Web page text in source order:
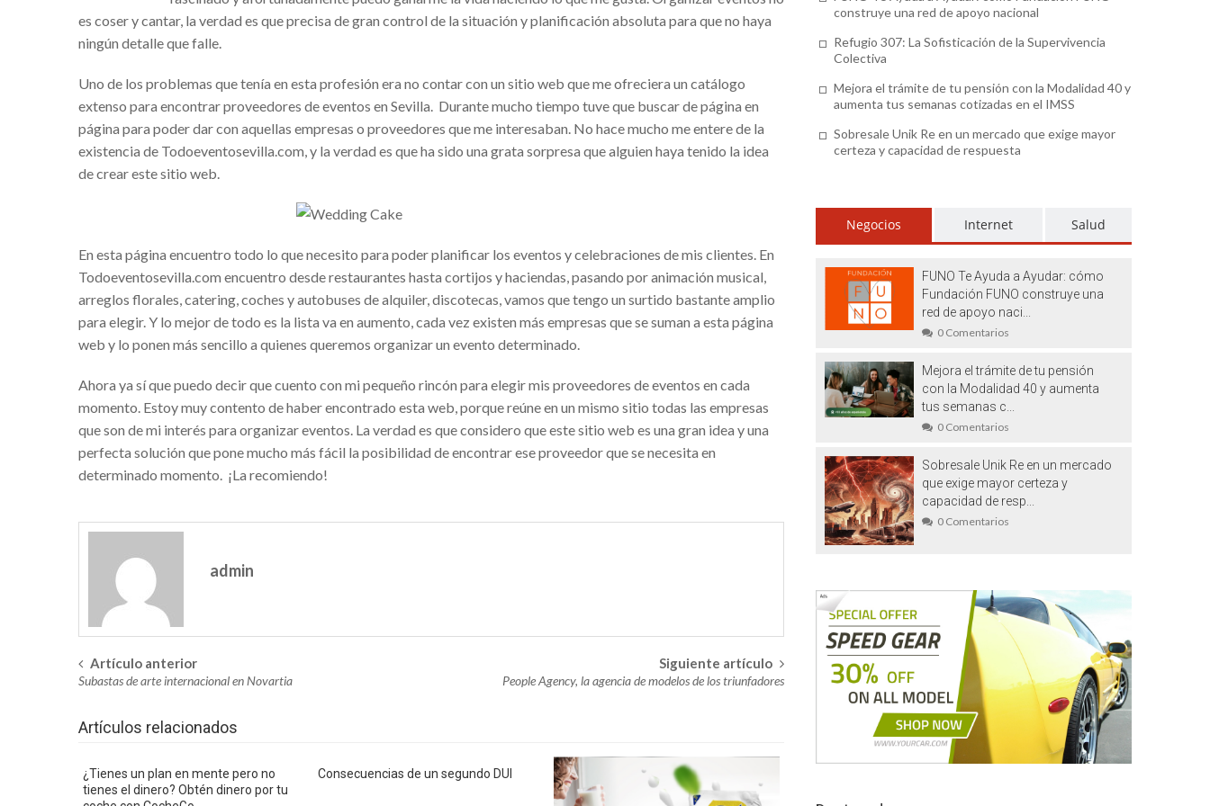
Alba Elvira Lorenzana y su hambre de ser
Simulador de pensiones- Todo lo que tienes que saber
Sap para pymes: La solución para cualquier emprendedor
Hugo César Villanueva Cantón: reconocido empresario mexicano
Franquicias de ropa para niños – Gran opción para invertir
Tablas paddle surf hinchables – Deportes acuáticos para niños
¿Quién es el empresario Salvador Oñate Ascencio?
Golf courses in Spain – Criterios para escoger el mejor
Mejores campos de golf de España que disfrutar
Los mejores mariachis en Bogotá esperan por ti
Alquiler de videowall en Barcelona –Mostrando a todos lo que se desea
Mobiliario de diseño Vondom: ¿cómo decorar una barra de bar?
Consejos para celebrar las despedidas Salou según las estaciones del año
Centro infantil Tenerife: la mejor educación para tus hijos
es coser y cantar, la verdad es que precisa de gran control de la situación y planificación absoluta para que no haya
ningún detalle que falle.
Uno de los problemas que tenía en esta profesión era no contar con un sitio web que me ofreciera un catálogo
extenso para encontrar proveedores de eventos en Sevilla. Durante mucho tiempo tuve que buscar de página en
página para poder dar con aquellas empresas o proveedores que me interesaban. No hace mucho me entere de la
existencia de Todoeventosevilla.com, y la verdad es que ha sido una grata sorpresa que alguien haya tenido la idea
de crear este sitio web.
En esta página encuentro todo lo que necesito para poder planificar los eventos y celebraciones de mis clientes. En
Todoeventosevilla.com encuentro desde restaurantes hasta cortijos y haciendas, pasando por animación musical,
arreglos florales, catering, coches y autobuses de alquiler, discotecas, vamos que tengo un surtido bastante amplio
para elegir. Y lo mejor de todo es la lista va en aumento, cada vez existen más empresas que se suman a esta página
web y lo ponen más sencillo a quienes queremos organizar un evento determinado.
Ahora ya sí que puedo decir que cuento con mi pequeño rincón para elegir mis proveedores de eventos en cada
momento. Estoy muy contento de haber encontrado esta web, porque reúne en un mismo sitio todas las empresas
que son de mi interés para organizar eventos. La verdad es que considero que este sitio web es una gran idea y una
perfecta solución que pone mucho más fácil la posibilidad de encontrar ese proveedor que se necesita en
determinado momento. ¡La recomiendo!
admin
Navegación
la
entrada
Artículo anterior
Subastas de arte internacional en Novartia
Siguiente artículo
People Agency, la agencia de modelos de los triunfadores
Artículos relacionados
¿Tienes un plan en mente pero no
tienes el dinero? Obtén dinero por tu
Consecuencias de un segundo DUI
construye una red de apoyo nacional
Refugio 307: La Sofisticación de la Supervivencia
Colectiva
Mejora el trámite de tu pensión con la Modalidad 40 y
aumenta tus semanas cotizadas en el IMSS
Sobresale Unik Re en un mercado que exige mayor
certeza y capacidad de respuesta
Negocios Internet Salud
FUNO Te Ayuda a Ayudar: cómo
Fundación FUNO construye una
red de apoyo naci...
0 Comentarios
Mejora el trámite de tu pensión
con la Modalidad 40 y aumenta
tus semanas c...
0 Comentarios
Sobresale Unik Re en un mercado
que exige mayor certeza y
capacidad de resp...
0 Comentarios